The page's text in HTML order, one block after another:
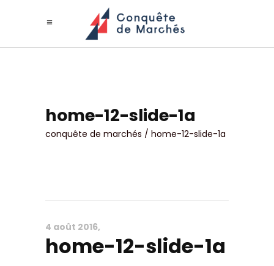
home-12-slide-1a
conquête de marchés / home-12-slide-1a
4 août 2016
home-12-slide-1a